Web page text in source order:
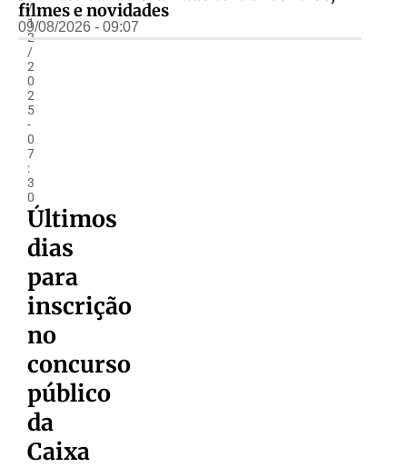
/
1
2
/
2
0
2
5
-
0
7
:
3
0
Últimos
dias
para
inscrição
no
concurso
público
da
Caixa
filmes e novidades
09/08/2026 - 09:07